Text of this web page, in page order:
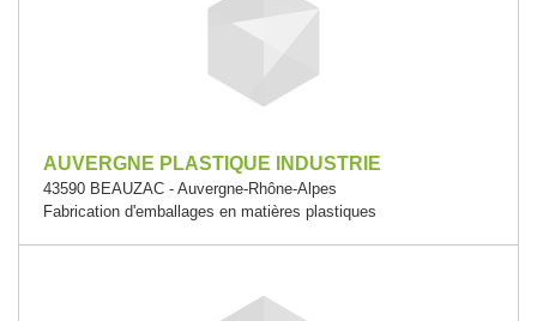
AUVERGNE PLASTIQUE INDUSTRIE
43590 BEAUZAC - Auvergne-Rhône-Alpes
Fabrication d'emballages en matières plastiques